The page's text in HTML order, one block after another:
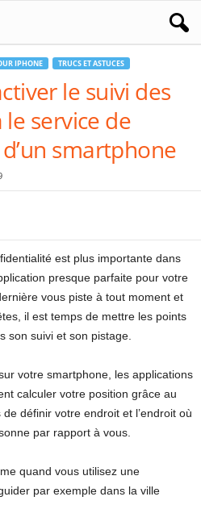
IPHONE TRUCS ET ASTUCES
le suivi des
service de
smartphone
est plus importante dans
presque parfaite pour votre
vous piste à tout moment et
il est temps de mettre les points
son suivi et son pistage.
votre smartphone, les applications
calculer votre position grâce au
définir votre endroit et l’endroit où
par rapport à vous.
quand vous utilisez une
par exemple dans la ville